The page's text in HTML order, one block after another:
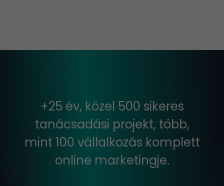
+25 év, közel 500 sikeres
tanácsadási projekt, több,
mint 100 vállalkozás komplett
online marketingje.